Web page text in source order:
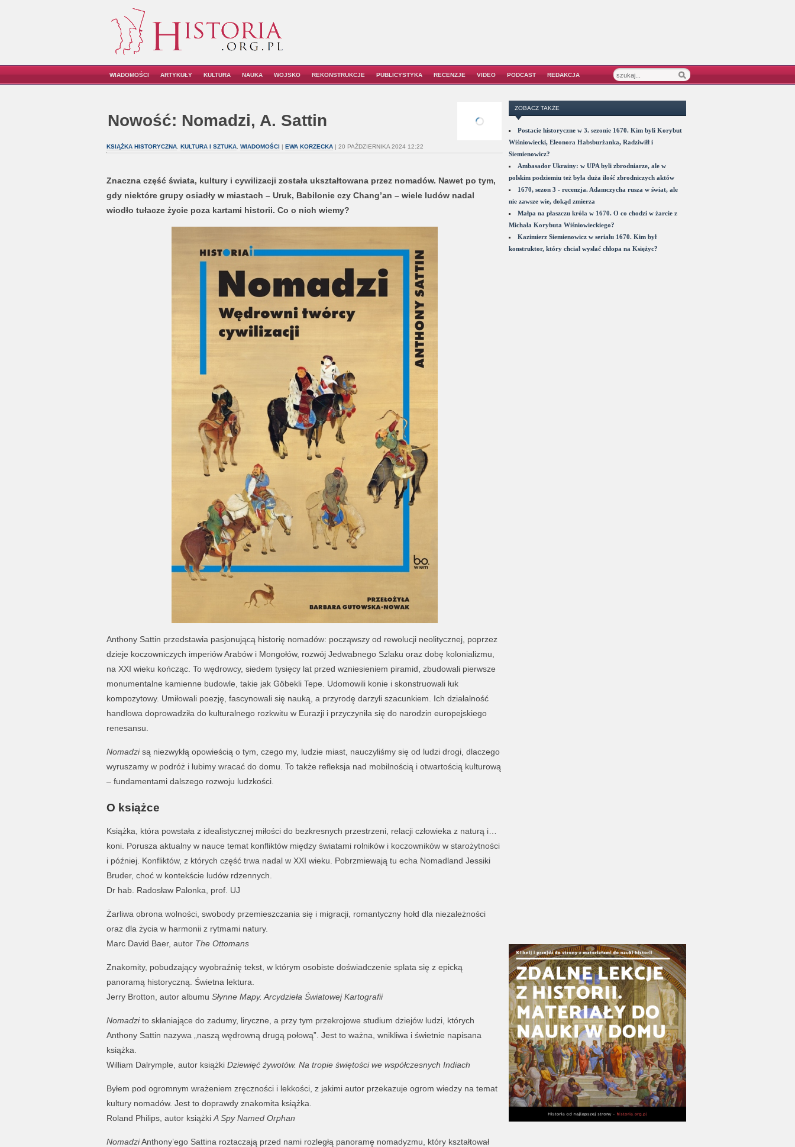
WIADOMOŚCI ARTYKUŁY KULTURA NAUKA WOJSKO REKONSTRUKCJE PUBLICYSTYKA RECENZJE VIDEO PODCAST REDAKCJA
Nowość: Nomadzi, A. Sattin
KSIĄŻKA HISTORYCZNA, KULTURA I SZTUKA, WIADOMOŚCI| EWA KORZECKA| 20 PAŹDZIERNIKA 2024 12:22
Znaczna część świata, kultury i cywilizacji została ukształtowana przez nomadów. Nawet po tym,
gdy niektóre grupy osiadły w miastach – Uruk, Babilonie czy Chang’an – wiele ludów nadal
wiodło tułacze życie poza kartami historii. Co o nich wiemy?
Anthony Sattin przedstawia pasjonującą historię nomadów: począwszy od rewolucji neolitycznej, poprzez
dzieje koczowniczych imperiów Arabów i Mongołów, rozwój Jedwabnego Szlaku oraz dobę kolonializmu,
na XXI wieku kończąc. To wędrowcy, siedem tysięcy lat przed wzniesieniem piramid, zbudowali pierwsze
monumentalne kamienne budowle, takie jak Göbekli Tepe. Udomowili konie i skonstruowali łuk
kompozytowy. Umiłowali poezję, fascynowali się nauką, a przyrodę darzyli szacunkiem. Ich działalność
handlowa doprowadziła do kulturalnego rozkwitu w Eurazji i przyczyniła się do narodzin europejskiego
renesansu.
Nomadzisą niezwykłą opowieścią o tym, czego my, ludzie miast, nauczyliśmy się od ludzi drogi, dlaczego
wyruszamy w podróż i lubimy wracać do domu. To także refleksja nad mobilnością i otwartością kulturową
– fundamentami dalszego rozwoju ludzkości.
O książce
Książka, która powstała z idealistycznej miłości do bezkresnych przestrzeni, relacji człowieka z naturą i…
koni. Porusza aktualny w nauce temat konfliktów między światami rolników i koczowników w starożytności
i później. Konfliktów, z których część trwa nadal w XXI wieku. Pobrzmiewają tu echa Nomadland Jessiki
Bruder, choć w kontekście ludów rdzennych.
Dr hab. Radosław Palonka, prof. UJ
Żarliwa obrona wolności, swobody przemieszczania się i migracji, romantyczny hołd dla niezależności
oraz dla życia w harmonii z rytmami natury.
Marc David Baer, autor The Ottomans
Znakomity, pobudzający wyobraźnię tekst, w którym osobiste doświadczenie splata się z epicką
panoramą historyczną. Świetna lektura.
Jerry Brotton, autor albumu Słynne Mapy. Arcydzieła Światowej Kartografii
Nomadzito skłaniające do zadumy, liryczne, a przy tym przekrojowe studium dziejów ludzi, których
Anthony Sattin nazywa „naszą wędrowną drugą połową”. Jest to ważna, wnikliwa i świetnie napisana
książka.
William Dalrymple, autor książki Dziewięć żywotów. Na tropie świętości we współczesnych Indiach
Byłem pod ogromnym wrażeniem zręczności i lekkości, z jakimi autor przekazuje ogrom wiedzy na temat
kultury nomadów. Jest to doprawdy znakomita książka.
Roland Philips, autor książki A Spy Named Orphan
NomadziAnthony’ego Sattina roztaczają przed nami rozległą panoramę nomadyzmu, który kształtował
ZOBACZ TAKŻE
Postacie historyczne w 3. sezonie 1670. Kim byli Korybut
Wiśniowiecki, Eleonora Habsburżanka, Radziwiłł i
Siemienowicz?
Ambasador Ukrainy: w UPA byli zbrodniarze, ale w
polskim podziemiu też była duża ilość zbrodniczych aktów
1670, sezon 3 - recenzja. Adamczycha rusza w świat, ale
nie zawsze wie, dokąd zmierza
Małpa na płaszczu króla w 1670. O co chodzi w żarcie z
Michała Korybuta Wiśniowieckiego?
Kazimierz Siemienowicz w serialu 1670. Kim był
konstruktor, który chciał wysłać chłopa na Księżyc?